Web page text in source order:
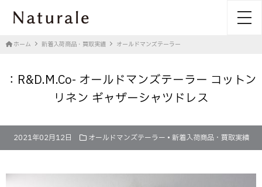
ホーム 新着入荷商品・買取実績 オールドマンズテーラー
：R&D.M.Co- オールドマンズテーラー コットン
リネン ギャザーシャツドレス
2021年02月12日 オールドマンズテーラー • 新着入荷商品・買取実績